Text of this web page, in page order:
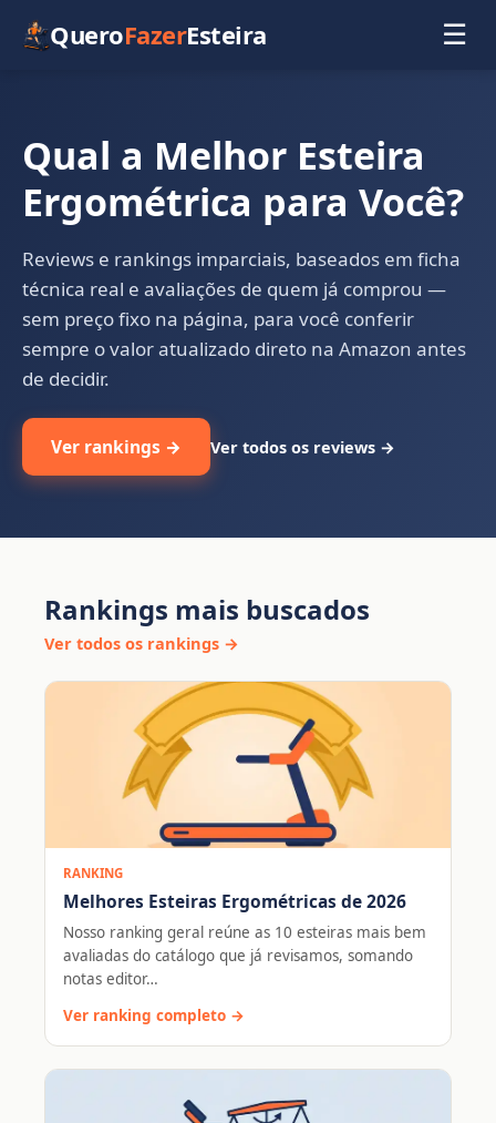
QueroFazerEsteira ☰
Qual a Melhor Esteira
Ergométrica para Você?
Reviews e rankings imparciais, baseados em ficha
técnica real e avaliações de quem já comprou —
sem preço fixo na página, para você conferir
sempre o valor atualizado direto na Amazon antes
de decidir.
Ver rankings → Ver todos os reviews →
Rankings mais buscados
Ver todos os rankings →
RANKING
Melhores Esteiras Ergométricas de 2026
Nosso ranking geral reúne as 10 esteiras mais bem
avaliadas do catálogo que já revisamos, somando
notas editor…
Ver ranking completo →